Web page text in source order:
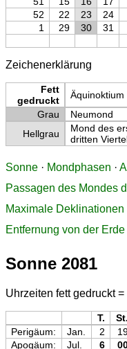
52
22 23 24
1
29 30 31
Zeichenerklärung
Fett
gedruckt
Grau
Neumond
Hellgrau
Mond des
dritten
Sonne · Mondphasen ·
Passagen des Mondes
Maximale
Entfernung von der
Sonne 2081
Uhrzeiten fett gedruckt
T.
St.
Perigäum:
Jan. 2
Apogäum:
Jul. 6